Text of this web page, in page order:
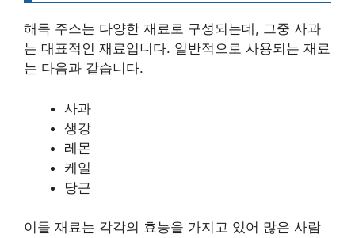
해독 주스는 다양한 재료로 구성되는데, 그중 사과
는 대표적인 재료입니다. 일반적으로 사용되는 재료
는 다음과 같습니다.
사과
생강
레몬
케일
당근
이들 재료는 각각의 효능을 가지고 있어 많은 사람